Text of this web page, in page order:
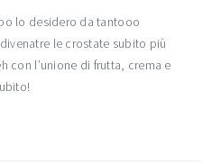
lo desidero da tantooo
le crostate subito più
con l’unione di frutta, crema e